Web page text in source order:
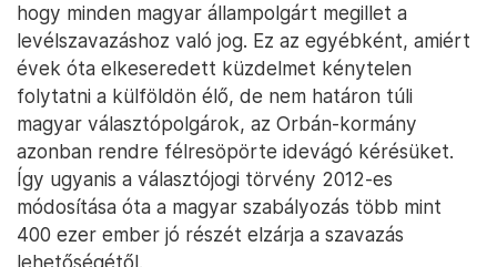
hogy minden magyar állampolgárt megillet a
levélszavazáshoz való jog. Ez az egyébként, amiért
évek óta elkeseredett küzdelmet kénytelen
folytatni a külföldön élő, de nem határon túli
magyar választópolgárok, az Orbán-kormány
azonban rendre félresöpörte idevágó kérésüket.
Így ugyanis a választójogi törvény 2012-es
módosítása óta a magyar szabályozás több mint
400 ezer ember jó részét elzárja a szavazás
lehetőségétől.